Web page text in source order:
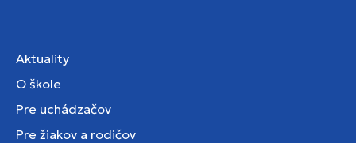
Aktuality
O škole
Pre uchádzačov
Pre žiakov a rodičov